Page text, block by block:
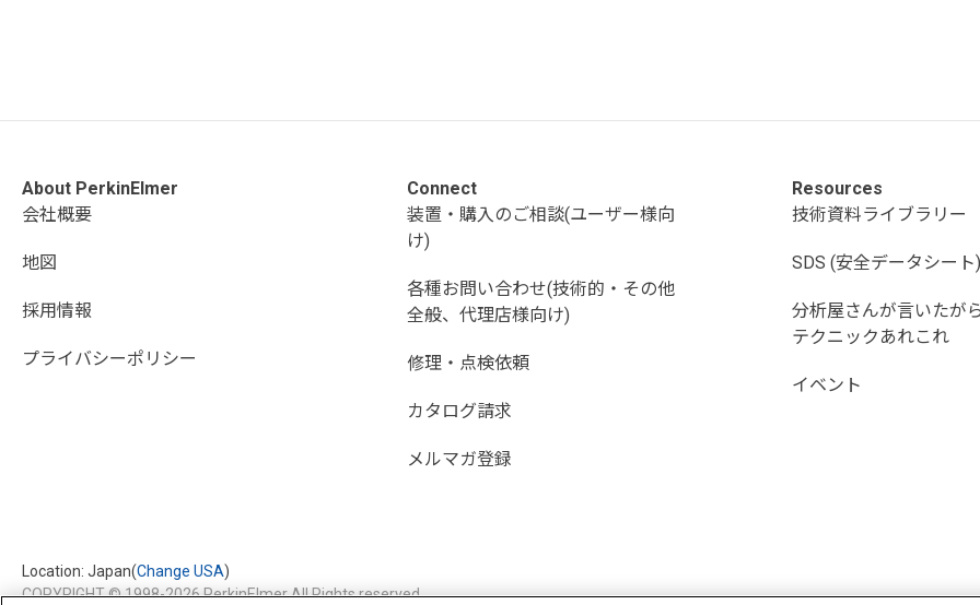
About PerkinElmer
会社概要
地図
採用情報
プライバシーポリシー
Connect
装置・購入のご相談(ユーザー様向
け)
各種お問い合わせ(技術的・その他
全般、代理店様向け)
修理・点検依頼
カタログ請求
メルマガ登録
Resources
技術資料ライブラリー
SDS (安全データシート)
分析屋さんが言いたが
テクニックあれこれ
イベント
Location: Japan(Change USA)
COPYRIGHT © 1998-2026 PerkinElmer All Rights reserved